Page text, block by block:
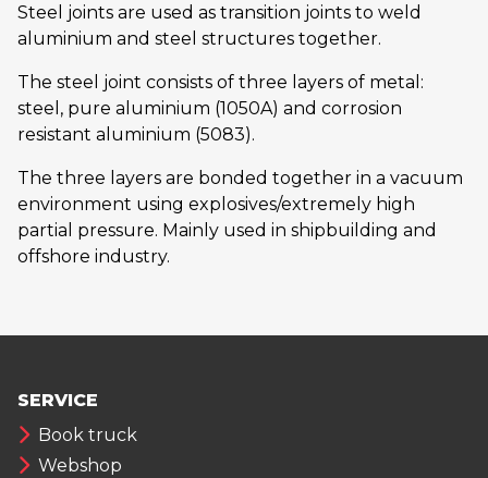
Steel joints are used as transition joints to weld
aluminium and steel structures together.
The steel joint consists of three layers of metal:
steel, pure aluminium (1050A) and corrosion
resistant aluminium (5083).
The three layers are bonded together in a vacuum
environment using explosives/extremely high
partial pressure. Mainly used in shipbuilding and
offshore industry.
SERVICE
Book truck
Webshop